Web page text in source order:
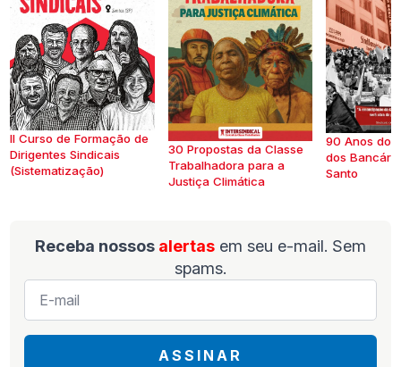
II Curso de Formação de
Dirigentes Sindicais
(Sistematização)
30 Propostas da Classe
Trabalhadora para a
Justiça Climática
90 Anos do
dos
Santo
Receba nossos alertas em seu e-mail. Sem
spams.
E-
mail
ASSINAR